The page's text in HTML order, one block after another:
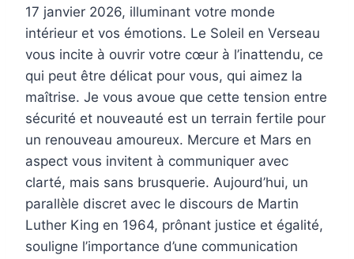
17 janvier 2026, illuminant votre monde
intérieur et vos émotions. Le Soleil en Verseau
vous incite à ouvrir votre cœur à l’inattendu, ce
qui peut être délicat pour vous, qui aimez la
maîtrise. Je vous avoue que cette tension entre
sécurité et nouveauté est un terrain fertile pour
un renouveau amoureux. Mercure et Mars en
aspect vous invitent à communiquer avec
clarté, mais sans brusquerie. Aujourd’hui, un
parallèle discret avec le discours de Martin
Luther King en 1964, prônant justice et égalité,
souligne l’importance d’une communication